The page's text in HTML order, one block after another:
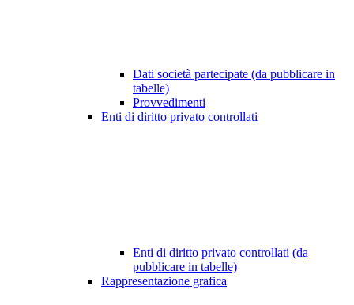
Dati società partecipate (da pubblicare in
tabelle)
Provvedimenti
Enti di diritto privato controllati
Enti di diritto privato controllati (da
pubblicare in tabelle)
Rappresentazione grafica